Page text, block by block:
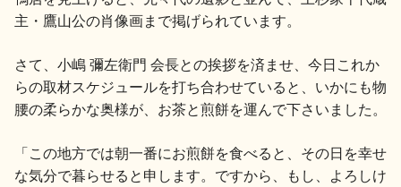
歳時記 地酒蔵元会検定
地酒川柳 地酒小説
主・鷹山公の肖像画まで掲げられています。
さて、小嶋 彌左衛門 会長との挨拶を済ませ、今日これか
らの取材スケジュールを打ち合わせていると、いかにも物
腰の柔らかな奥様が、お茶と煎餅を運んで下さいました。
「この地方では朝一番にお煎餅を食べると、その日を幸せ
な気分で暮らせると申します。ですから、もし、よろしけ